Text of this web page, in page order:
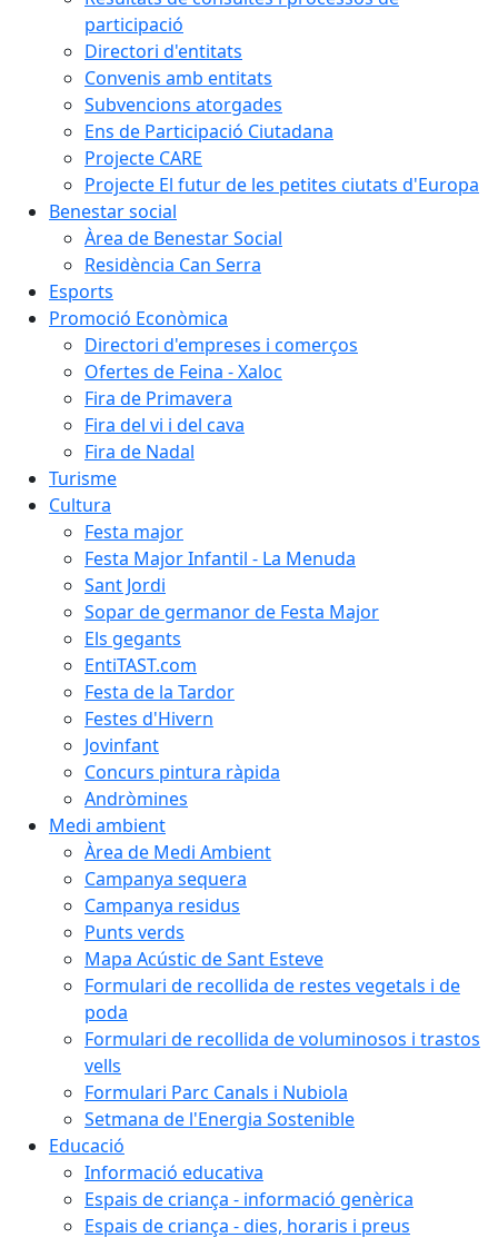
participació
Directori d'entitats
Convenis amb entitats
Subvencions atorgades
Ens de Participació Ciutadana
Projecte CARE
Projecte El futur de les petites ciutats d'Europa
Benestar social
Àrea de Benestar Social
Residència Can Serra
Esports
Promoció Econòmica
Directori d'empreses i comerços
Ofertes de Feina - Xaloc
Fira de Primavera
Fira del vi i del cava
Fira de Nadal
Turisme
Cultura
Festa major
Festa Major Infantil - La Menuda
Sant Jordi
Sopar de germanor de Festa Major
Els gegants
EntiTAST.com
Festa de la Tardor
Festes d'Hivern
Jovinfant
Concurs pintura ràpida
Andròmines
Medi ambient
Àrea de Medi Ambient
Campanya sequera
Campanya residus
Punts verds
Mapa Acústic de Sant Esteve
Formulari de recollida de restes vegetals i de
poda
Formulari de recollida de voluminosos i trastos
vells
Formulari Parc Canals i Nubiola
Setmana de l'Energia Sostenible
Educació
Informació educativa
Espais de criança - informació genèrica
Espais de criança - dies, horaris i preus